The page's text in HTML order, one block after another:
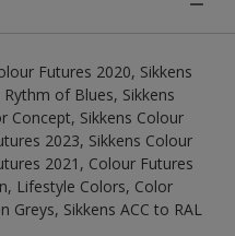
Futures 2020, Sikkens
of Blues, Sikkens
Concept, Sikkens Colour
2023, Sikkens Colour
2021, Colour Futures
Lifestyle Colors, Color
Sikkens ACC to RAL